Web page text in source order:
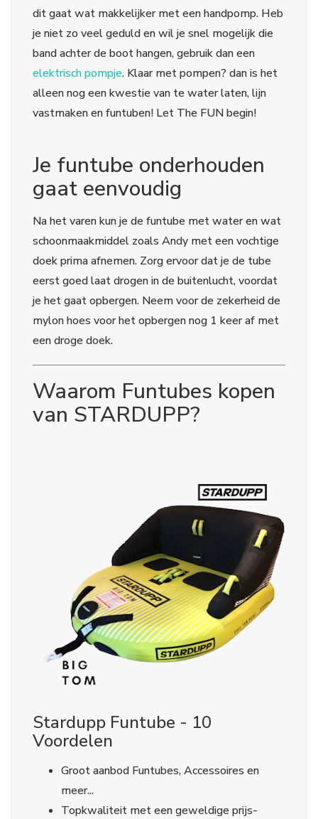
dit gaat wat makkelijker met een handpomp. Heb
je niet zo veel geduld en wil je snel mogelijk die
band achter de boot hangen, gebruik dan een
elektrisch pompje. Klaar met pompen? dan is het
alleen nog een kwestie van te water laten, lijn
vastmaken en funtuben! Let The FUN begin!
Je funtube onderhouden
gaat eenvoudig
Na het varen kun je de funtube met water en wat
schoonmaakmiddel zoals Andy met een vochtige
doek prima afnemen. Zorg ervoor dat je de tube
eerst goed laat drogen in de buitenlucht, voordat
je het gaat opbergen. Neem voor de zekerheid de
mylon hoes voor het opbergen nog 1 keer af met
een droge doek.
Waarom Funtubes kopen
van STARDUPP?
Stardupp Funtube - 10
Voordelen
Groot aanbod Funtubes, Accessoires en
meer...
Topkwaliteit met een geweldige prijs-